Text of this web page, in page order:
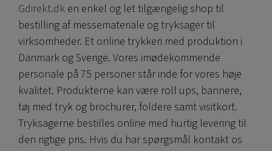
Gdirekt.dk en enkel og let tilgængelig shop til
bestilling af messemateriale og tryksager til
virksomheder. Et online trykkeri med produktion i
Danmark og Sverige. Vores imødekommende
personale på 75 personer står inde for vores høje
kvalitet. Produkterne kan være roll ups, bannere,
tøj med tryk og brochurer, foldere samt visitkort.
Tryksagerne bestilles online med hurtig levering til
den rigtige pris. Hvis du har spørgsmål kontakt os